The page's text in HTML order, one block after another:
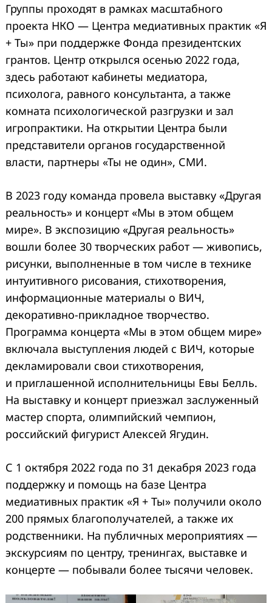
Группы проходят в рамках масштабного
проекта НКО — Центра медиативных практик «Я
+ Ты» при поддержке Фонда президентских
грантов. Центр открылся осенью 2022 года,
здесь работают кабинеты медиатора,
психолога, равного консультанта, а также
комната психологической разгрузки и зал
игропрактики. На открытии Центра были
представители органов государственной
власти, партнеры «Ты не один», СМИ.
В 2023 году команда провела выставку «Другая
реальность» и концерт «Мы в этом общем
мире». В экспозицию «Другая реальность»
вошли более 30 творческих работ — живопись,
рисунки, выполненные в том числе в технике
интуитивного рисования, стихотворения,
информационные материалы о ВИЧ,
декоративно-прикладное творчество.
Программа концерта «Мы в этом общем мире»
включала выступления людей с ВИЧ, которые
декламировали свои стихотворения,
и приглашенной исполнительницы Евы Белль.
На выставку и концерт приезжал заслуженный
мастер спорта, олимпийский чемпион,
российский фигурист Алексей Ягудин.
С 1 октября 2022 года по 31 декабря 2023 года
поддержку и помощь на базе Центра
медиативных практик «Я + Ты» получили около
200 прямых благополучателей, а также их
родственники. На публичных мероприятиях —
экскурсиям по центру, тренингах, выставке и
концерте — побывали более тысячи человек.